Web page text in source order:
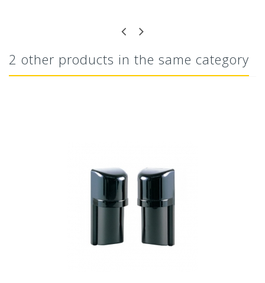
2 other products in the same category